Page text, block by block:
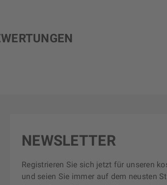
NEWSLETTER
Registrieren Sie sich jetzt für unseren
und seien Sie immer auf dem neusten